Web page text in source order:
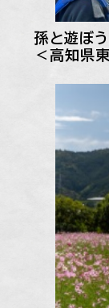
孫と遊ぼ
＜高知県